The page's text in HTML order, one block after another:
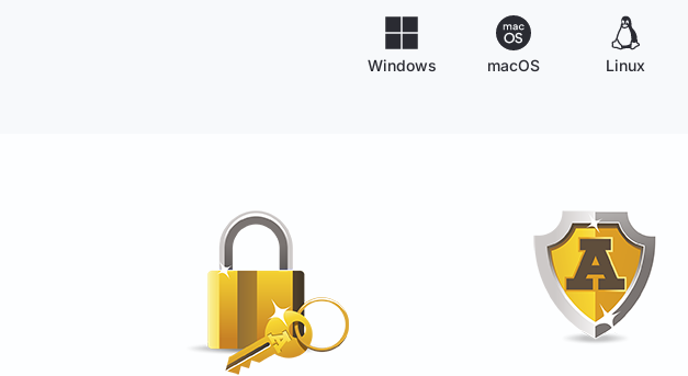
Windows macOS Linux